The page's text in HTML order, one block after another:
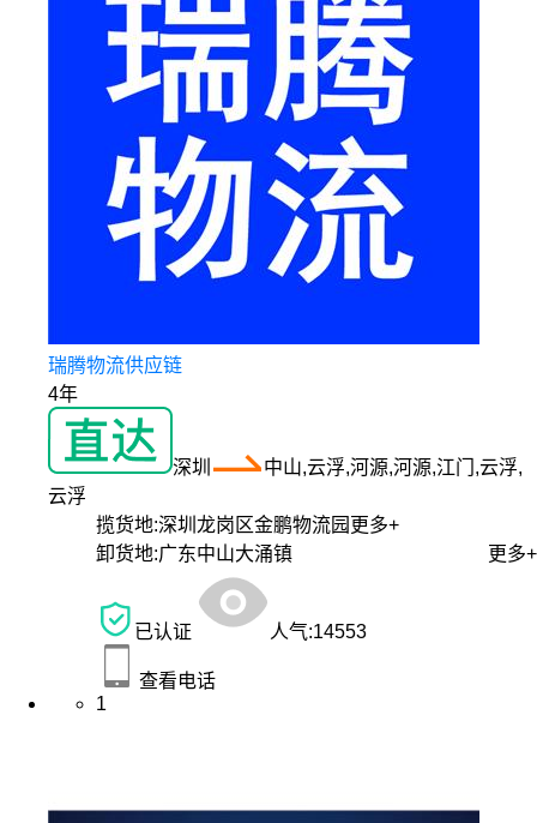
瑞腾物流供应链
4年
深圳
中山,云浮,河源,河源,江门,云浮,
云浮
揽货地:深圳龙岗区金鹏物流园 更多+
卸货地:广东中山大涌镇 更多+
已认证 人气:14553
查看电话
1